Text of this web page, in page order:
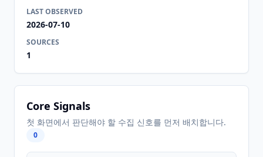
LAST OBSERVED
2026-07-10
SOURCES
1
Core Signals
첫 화면에서 판단해야 할 수집 신호를 먼저 배치합니다.
0